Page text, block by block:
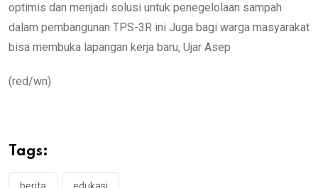
optimis dan menjadi solusi untuk penegelolaan sampah
dalam pembangunan TPS-3R ini Juga bagi warga masyarakat
bisa membuka lapangan kerja baru, Ujar Asep
(red/wn)
Tags: